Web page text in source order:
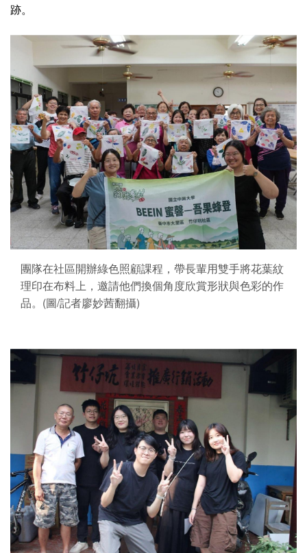
跡。
團隊在社區開辦綠色照顧課程，帶長輩用雙手將花葉紋
理印在布料上，邀請他們換個角度欣賞形狀與色彩的作
品。(圖/記者廖妙茜翻攝)